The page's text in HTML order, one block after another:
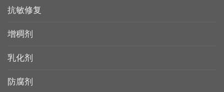
抗敏修复
增稠剂
乳化剂
防腐剂